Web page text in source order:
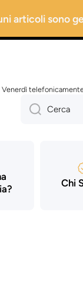
articoli sono
Venerdì
Cerca
Chi